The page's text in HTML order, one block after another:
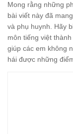
Mong rằng những
bài viết này đã
và phụ huynh. Hãy
môn tiếng việt
giúp các em không
hái được những